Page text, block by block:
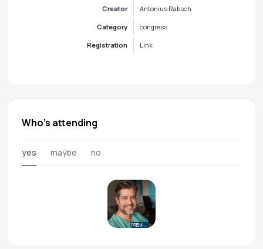
Creator Antonius Rabsch
Category congress
Registration Link
Who's attending
yes maybe no